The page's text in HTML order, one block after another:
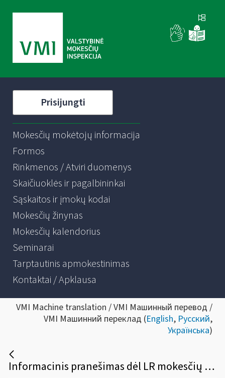
Prisijungti
Mokesčių mokėtojų informacija
Formos
Rinkmenos / Atviri duomenys
Skaičiuoklės ir pagalbininkai
Sąskaitos ir įmokų kodai
Mokesčių žinynas
Mokesčių kalendorius
Seminarai
Tarptautinis apmokestinimas
Kontaktai / Apklausa
VMI Machine translation / VMI Машинный перевод /
VMI Машинний переклад (English, Русский,
Українська)
Informacinis pranešimas dėl LR mokesčių administravimo įstatymo ir kitų teisės aktų pakeitimo